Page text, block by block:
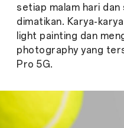
setiap malam hari
dimatikan. Karya-
light painting dan
photography yang
Pro 5G.